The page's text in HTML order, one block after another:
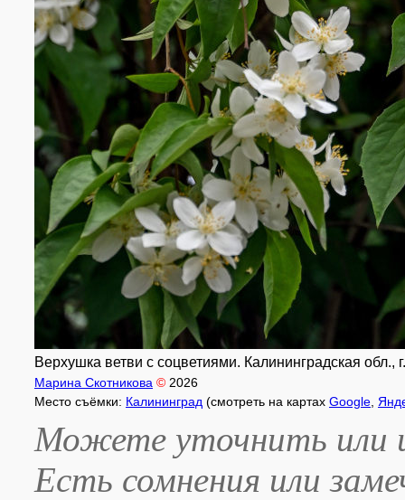
Верхушка ветви с соцветиями. Калининградская обл.,
Марина Скотникова © 2026
Место съёмки: Калининград (смотреть на картах Google
Можете уточнить или
Есть сомнения или